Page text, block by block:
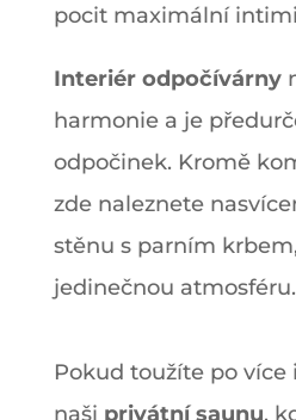
pocit maximální
Interiér odpočívárny
harmonie a je
odpočinek. Kromě
zde naleznete
stěnu s parním
jedinečnou atmosféru.
Pokud toužíte po více
naši privátní saunu,